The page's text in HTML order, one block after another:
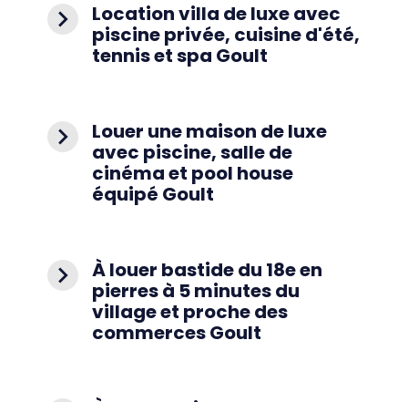
navigate_next Location villa de luxe avec
piscine privée, cuisine d'été,
tennis et spa Goult
navigate_next Louer une maison de luxe
avec piscine, salle de
cinéma et pool house
équipé Goult
navigate_next À louer bastide du 18e en
pierres à 5 minutes du
village et proche des
commerces Goult